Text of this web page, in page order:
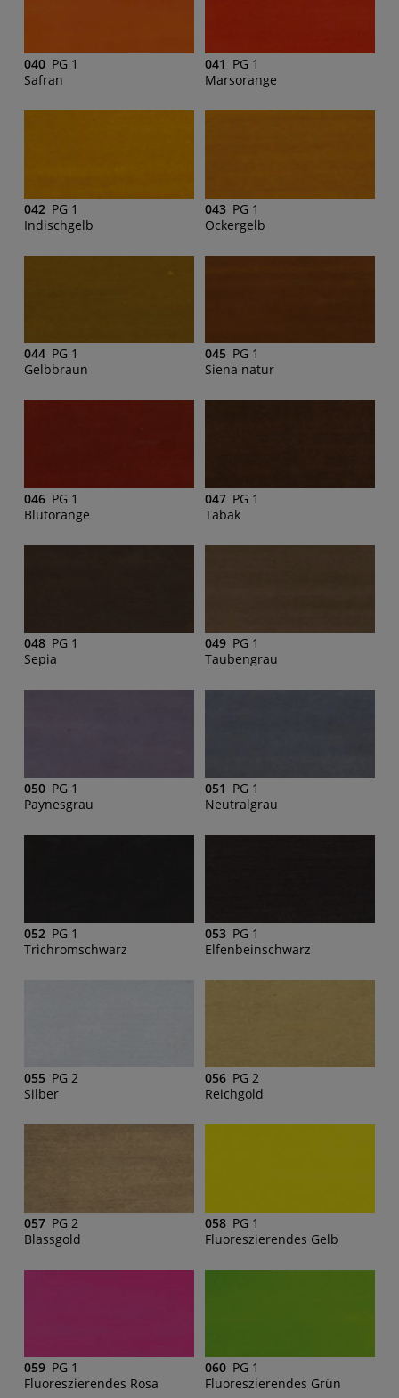
040 PG 1
Safran
041 PG 1
Marsorange
042 PG 1
Indischgelb
043 PG 1
Ockergelb
044 PG 1
Gelbbraun
045 PG 1
Siena natur
046 PG 1
Blutorange
047 PG 1
Tabak
048 PG 1
Sepia
049 PG 1
Taubengrau
050 PG 1
Paynesgrau
051 PG 1
Neutralgrau
052 PG 1
Trichromschwarz
053 PG 1
Elfenbeinschwarz
055 PG 2
Silber
056 PG 2
Reichgold
057 PG 2
Blassgold
058 PG 1
Fluoreszierendes Gelb
059 PG 1
Fluoreszierendes Rosa
060 PG 1
Fluoreszierendes Grün